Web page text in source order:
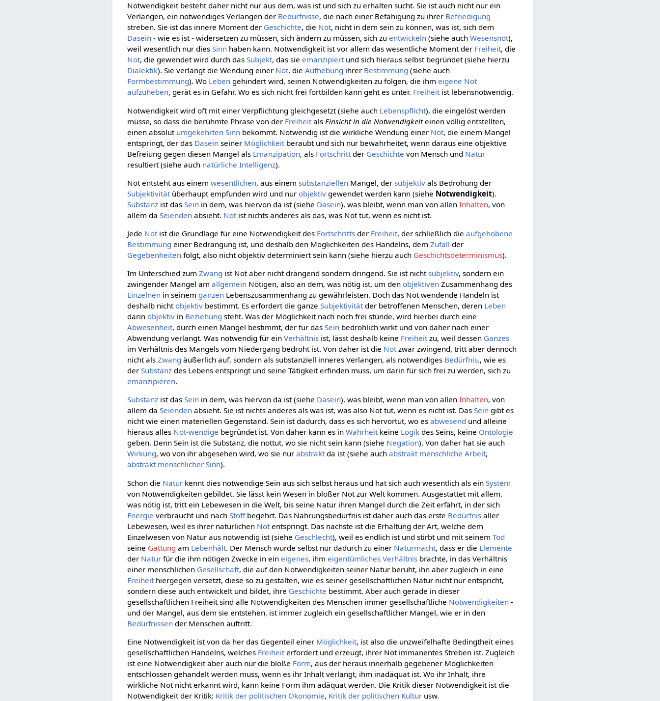
Notwendigkeit besteht daher nicht nur aus dem, was ist und sich zu erhalten sucht. Sie ist auch nicht nur ein
Verlangen, ein notwendiges Verlangen der Bedürfnisse, die nach einer Befähigung zu ihrer Befriedigung
streben. Sie ist das innere Moment der Geschichte, die Not, nicht in dem sein zu können, was ist, sich dem
Dasein - wie es ist - widersetzen zu müssen, sich ändern zu müssen, sich zuentwickeln (siehe auchWesensnot),
weil wesentlich nur diesSinn haben kann. Notwendigkeit ist vor allem das wesentliche Moment der Freiheit, die
Not, die gewendet wird durch dasSubjekt, das sieemanzipiertund sich hieraus selbst begründet (siehe hierzu
Dialektik). Sie verlangt die Wendung einer Not, dieAufhebung ihrer Bestimmung (siehe auch
Formbestimmung). Wo Leben gehindert wird, seinen Notwendigkeiten zu folgen, die ihmeigene Not
aufzuheben, gerät es in Gefahr. Wo es sich nicht frei fortbilden kann geht es unter. Freiheitist lebensnotwendig.
Notwendigkeit wird oft mit einer Verpflichtung gleichgesetzt (siehe auch Lebenspflicht), die eingelöst werden
müsse, so dass die berühmte Phrase von der Freiheit als Einsicht in die Notwendigkeiteinen völlig entstellten,
einen absolut umgekehrten Sinn bekommt. Notwendig ist die wirkliche Wendung einer Not, die einem Mangel
entspringt, der das Dasein seiner Möglichkeit beraubt und sich nur bewahrheitet, wenn daraus eine objektive
Befreiung gegen diesen Mangel als Emanzipation, als Fortschritt der Geschichte von Mensch und Natur
resultiert (siehe auch natürliche Intelligenz).
Not entsteht aus einemwesentlichen, aus einemsubstanziellen Mangel, dersubjektiv als Bedrohung der
Subjektivität überhaupt empfunden wird und nurobjektiv gewendet werden kann (siehe Notwendigkeit).
Substanz ist dasSein in dem, was hiervon da ist (siehe Dasein), was bleibt, wenn man von allenInhalten, von
allem daSeienden absieht. Not ist nichts anderes als das, was Not tut, wenn es nicht ist.
Jede Notist die Grundlage für eine Notwendigkeit des Fortschritts der Freiheit, der schließlich dieaufgehobene
Bestimmung einer Bedrängung ist, und deshalb den Möglichkeiten des Handelns, demZufall der
Gegebenheiten folgt, also nicht objektiv determiniert sein kann (siehe hierzu auch Geschichtsdeterminismus).
Im Unterschied zumZwang ist Not aber nicht drängend sondern dringend. Sie ist nichtsubjektiv, sondern ein
zwingender Mangel amallgemein Nötigen, also an dem, was nötig ist, um denobjektiven Zusammenhang des
Einzelnen in seinem ganzen Lebenszusammenhang zu gewährleisten. Doch das Not wendende Handeln ist
deshalb nichtobjektiv bestimmt. Es erfordert die ganzeSubjektivitätder betroffenen Menschen, deren Leben
darinobjektiv in Beziehung steht. Was der Möglichkeit nach noch frei stünde, wird hierbei durch eine
Abwesenheit, durch einen Mangel bestimmt, der für dasSein bedrohlich wirkt und von daher nach einer
Abwendung verlangt. Was notwendig für einVerhältnis ist, lässt deshalb keine Freiheitzu, weil dessen Ganzes
im Verhältnis des Mangels vom Niedergang bedroht ist. Von daher ist die Notzwar zwingend, tritt aber dennoch
nicht alsZwang äußerlich auf, sondern als substanziell inneres Verlangen, als notwendiges Bedürfnis., wie es
derSubstanz des Lebens entspringt und seine Tätigkeit erfinden muss, um darin für sich frei zu werden, sich zu
emanzipieren.
Substanz ist dasSein in dem, was hiervon da ist (siehe Dasein), was bleibt, wenn man von allenInhalten, von
allem daSeienden absieht. Sie ist nichts anderes als was ist, was also Not tut, wenn es nicht ist. DasSein gibt es
nicht wie einen materiellen Gegenstand. Sein ist dadurch, dass es sich hervortut, wo esabwesend und alleine
hieraus alles Not-wendige begründet ist. Von daher kann es inWahrheitkeine Logik des Seins, keine Ontologie
geben. Denn Sein ist die Substanz, die nottut, wo sie nicht sein kann (siehe Negation). Von daher hat sie auch
Wirkung, wo von ihr abgesehen wird, wo sie nurabstraktda ist (siehe auchabstrakt menschliche Arbeit,
abstrakt menschlicher Sinn).
Schon die Natur kennt dies notwendige Sein aus sich selbst heraus und hat sich auch wesentlich als einSystem
von Notwendigkeiten gebildet. Sie lässt kein Wesen in bloßer Not zur Welt kommen. Ausgestattet mit allem,
was nötig ist, tritt ein Lebewesen in die Welt, bis seine Natur ihren Mangel durch die Zeit erfährt, in der sich
Energie verbraucht und nachStoffbegehrt. Das Nahrungsbedürfnis ist daher auch das erste Bedürfnis aller
Lebewesen, weil es ihrer natürlichen Not entspringt. Das nächste ist die Erhaltung der Art, welche dem
Einzelwesen von Natur aus notwendig ist (siehe Geschlecht), weil es endlich ist und stirbt und mit seinemTod
seine Gattung am Lebenhält. Der Mensch wurde selbst nur dadurch zu einer Naturmacht, dass er die Elemente
der Natur für die ihm nötigen Zwecke in eineigenes, ihmeigentümliches Verhältnis brachte, in das Verhältnis
einer menschlichen Gesellschaft, die auf den Notwendigkeiten seiner Natur beruht, ihn aber zugleich in eine
Freiheit hiergegen versetzt, diese so zu gestalten, wie es seiner gesellschaftlichen Natur nicht nur entspricht,
sondern diese auch entwickelt und bildet, ihre Geschichte bestimmt. Aber auch gerade in dieser
gesellschaftlichen Freiheit sind alle Notwendigkeiten des Menschen immer gesellschaftliche Notwendigkeiten -
und der Mangel, aus dem sie entstehen, ist immer zugleich ein gesellschaftlicher Mangel, wie er in den
Bedürfnissen der Menschen auftritt.
Eine Notwendigkeit ist von da her das Gegenteil einer Möglichkeit, ist also die unzweifelhafte Bedingtheit eines
gesellschaftlichen Handelns, welches Freiheit erfordert und erzeugt, ihrer Not immanentes Streben ist. Zugleich
ist eine Notwendigkeit aber auch nur die bloße Form, aus der heraus innerhalb gegebener Möglichkeiten
entschlossen gehandelt werden muss, wenn es ihr Inhalt verlangt, ihm inadäquat ist. Wo ihr Inhalt, ihre
wirkliche Not nicht erkannt wird, kann keine Form ihm adäquat werden. Die Kritik dieser Notwendigkeit ist die
Notwendigkeit der Kritik: Kritik der politischen Okonomie, Kritik der politischen Kultur usw.